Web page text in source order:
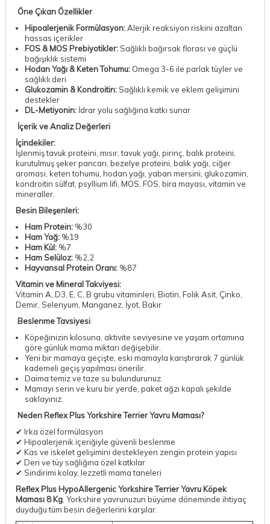
Öne Çıkan Özellikler
Hipoalerjenik Formülasyon:Alerjik reaksiyon riskini azaltan
hassas içerikler
FOS & MOS Prebiyotikler: Sağlıklı bağırsak florası ve güçlü
bağışıklık sistemi
Hodan Yağı & Keten Tohumu: Omega 3-6 ile parlak tüyler ve
sağlıklı deri
Glukozamin & Kondroitin: Sağlıklı kemik ve eklem gelişimini
destekler
DL-Metiyonin: İdrar yolu sağlığına katkı sunar
İçerik ve Analiz Değerleri
İçindekiler:
İşlenmiş tavuk proteini, mısır, tavuk yağı, pirinç, balık proteini,
kurutulmuş şeker pancarı, bezelye proteini, balık yağı, ciğer
aroması, keten tohumu, hodan yağı, yaban mersini, glukozamin,
kondroitin sülfat, psyllium lifi, MOS, FOS, bira mayası, vitamin ve
mineraller.
Besin Bileşenleri:
Ham Protein: %30
Ham Yağ: %19
Ham Kül: %7
Ham Selüloz: %2,2
Hayvansal Protein Oranı: %87
Vitamin ve Mineral Takviyesi:
Vitamin A, D3, E, C, B grubu vitaminleri, Biotin, Folik Asit, Çinko,
Demir, Selenyum, Manganez, İyot, Bakır
Beslenme Tavsiyesi
Köpeğinizin kilosuna, aktivite seviyesine ve yaşam ortamına
göre günlük mama miktarı değişebilir.
Yeni bir mamaya geçişte, eski mamayla karıştırarak 7 günlük
kademeli geçiş yapılması önerilir.
Daima temiz ve taze su bulundurunuz.
Mamayı serin ve kuru bir yerde, paket ağzı kapalı şekilde
saklayınız.
Neden Reflex Plus Yorkshire Terrier Yavru Maması?
✔ Irka özel formülasyon
✔ Hipoalerjenik içeriğiyle güvenli beslenme
✔ Kas ve iskelet gelişimini destekleyen zengin protein yapısı
✔ Deri ve tüy sağlığına özel katkılar
✔ Sindirimi kolay, lezzetli mama taneleri
Reflex Plus HypoAllergenic Yorkshire Terrier Yavru Köpek
Maması 8 Kg , Yorkshire yavrunuzun büyüme döneminde ihtiyaç
duyduğu tüm besin değerlerini karşılar.